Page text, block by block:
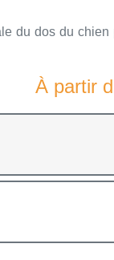
du dos du
À partir